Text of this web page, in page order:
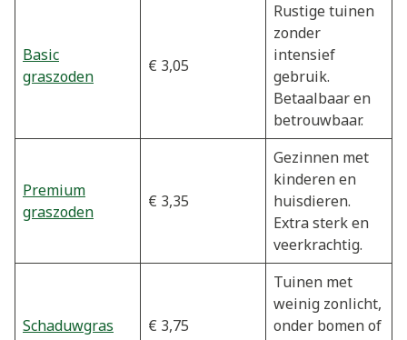
Basic
graszoden
€ 3,05
Rustige tuinen
zonder
intensief
gebruik.
Betaalbaar en
betrouwbaar.
Premium
graszoden
€ 3,35
Gezinnen met
kinderen en
huisdieren.
Extra sterk en
veerkrachtig.
Schaduwgras € 3,75
Tuinen met
weinig zonlicht,
onder bomen of